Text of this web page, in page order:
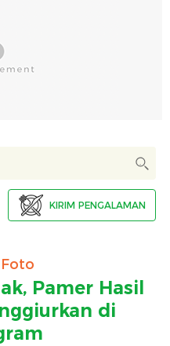
KIRIM PENGALAMAN
Pamer Hasil
di